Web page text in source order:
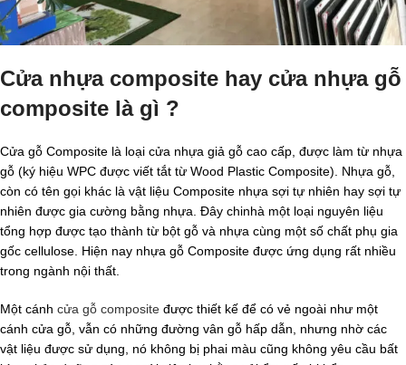
Cửa nhựa composite hay cửa nhựa gỗ
composite là gì ?
Cửa gỗ Composite là loại cửa nhựa giả gỗ cao cấp, được làm từ nhựa
gỗ (ký hiệu WPC được viết tắt từ Wood Plastic Composite). Nhựa gỗ,
còn có tên gọi khác là vật liệu Composite nhựa sợi tự nhiên hay sợi tự
nhiên được gia cường bằng nhựa. Đây chinhà một loại nguyên liệu
tổng hợp được tạo thành từ bột gỗ và nhựa cùng một số chất phụ gia
gốc cellulose. Hiện nay nhựa gỗ Composite được ứng dụng rất nhiều
trong ngành nội thất.
Một cánh cửa gỗ composite được thiết kế để có vẻ ngoài như một
cánh cửa gỗ, vẫn có những đường vân gỗ hấp dẫn, nhưng nhờ các
vật liệu được sử dụng, nó không bị phai màu cũng không yêu cầu bất